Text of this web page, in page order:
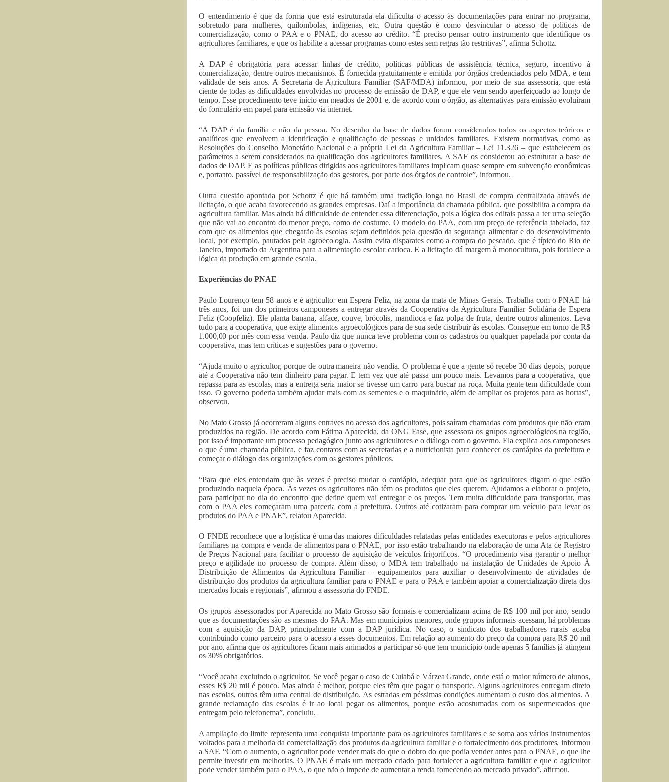
O entendimento é que da forma que está estruturada ela dificulta o acesso às documentações para entrar no programa,
sobretudo para mulheres, quilombolas, indígenas, etc. Outra questão é como desvincular o acesso de políticas de
comercialização, como o PAA e o PNAE, do acesso ao crédito. “É preciso pensar outro instrumento que identifique os
agricultores familiares, e que os habilite a acessar programas como estes sem regras tão restritivas”, afirma Schottz.
A DAP é obrigatória para acessar linhas de crédito, políticas públicas de assistência técnica, seguro, incentivo à
comercialização, dentre outros mecanismos. É fornecida gratuitamente e emitida por órgãos credenciados pelo MDA, e tem
validade de seis anos. A Secretaria de Agricultura Familiar (SAF/MDA) informou, por meio de sua assessoria, que está
ciente de todas as dificuldades envolvidas no processo de emissão de DAP, e que ele vem sendo aperfeiçoado ao longo de
tempo. Esse procedimento teve início em meados de 2001 e, de acordo com o órgão, as alternativas para emissão evoluíram
do formulário em papel para emissão via internet.
“A DAP é da família e não da pessoa. No desenho da base de dados foram considerados todos os aspectos teóricos e
analíticos que envolvem a identificação e qualificação de pessoas e unidades familiares. Existem normativas, como as
Resoluções do Conselho Monetário Nacional e a própria Lei da Agricultura Familiar – Lei 11.326 – que estabelecem os
parâmetros a serem considerados na qualificação dos agricultores familiares. A SAF os considerou ao estruturar a base de
dados de DAP. E as políticas públicas dirigidas aos agricultores familiares implicam quase sempre em subvenção econômicas
e, portanto, passível de responsabilização dos gestores, por parte dos órgãos de controle”, informou.
Outra questão apontada por Schottz é que há também uma tradição longa no Brasil de compra centralizada através de
licitação, o que acaba favorecendo as grandes empresas. Daí a importância da chamada pública, que possibilita a compra da
agricultura familiar. Mas ainda há dificuldade de entender essa diferenciação, pois a lógica dos editais passa a ter uma seleção
que não vai ao encontro do menor preço, como de costume. O modelo do PAA, com um preço de referência tabelado, faz
com que os alimentos que chegarão às escolas sejam definidos pela questão da segurança alimentar e do desenvolvimento
local, por exemplo, pautados pela agroecologia. Assim evita disparates como a compra do pescado, que é típico do Rio de
Janeiro, importado da Argentina para a alimentação escolar carioca. E a licitação dá margem à monocultura, pois fortalece a
lógica da produção em grande escala.
Experiências do PNAE
Paulo Lourenço tem 58 anos e é agricultor em Espera Feliz, na zona da mata de Minas Gerais. Trabalha com o PNAE há
três anos, foi um dos primeiros camponeses a entregar através da Cooperativa da Agricultura Familiar Solidária de Espera
Feliz (Coopfeliz). Ele planta banana, alface, couve, brócolis, mandioca e faz polpa de fruta, dentre outros alimentos. Leva
tudo para a cooperativa, que exige alimentos agroecológicos para de sua sede distribuir às escolas. Consegue em torno de R$
1.000,00 por mês com essa venda. Paulo diz que nunca teve problema com os cadastros ou qualquer papelada por conta da
cooperativa, mas tem críticas e sugestões para o governo.
“Ajuda muito o agricultor, porque de outra maneira não vendia. O problema é que a gente só recebe 30 dias depois, porque
até a Cooperativa não tem dinheiro para pagar. E tem vez que até passa um pouco mais. Levamos para a cooperativa, que
repassa para as escolas, mas a entrega seria maior se tivesse um carro para buscar na roça. Muita gente tem dificuldade com
isso. O governo poderia também ajudar mais com as sementes e o maquinário, além de ampliar os projetos para as hortas”,
observou.
No Mato Grosso já ocorreram alguns entraves no acesso dos agricultores, pois saíram chamadas com produtos que não eram
produzidos na região. De acordo com Fátima Aparecida, da ONG Fase, que assessora os grupos agroecológicos na região,
por isso é importante um processo pedagógico junto aos agricultores e o diálogo com o governo. Ela explica aos camponeses
o que é uma chamada pública, e faz contatos com as secretarias e a nutricionista para conhecer os cardápios da prefeitura e
começar o diálogo das organizações com os gestores públicos.
“Para que eles entendam que às vezes é preciso mudar o cardápio, adequar para que os agricultores digam o que estão
produzindo naquela época. Às vezes os agricultores não têm os produtos que eles querem. Ajudamos a elaborar o projeto,
para participar no dia do encontro que define quem vai entregar e os preços. Tem muita dificuldade para transportar, mas
com o PAA eles começaram uma parceria com a prefeitura. Outros até cotizaram para comprar um veículo para levar os
produtos do PAA e PNAE”, relatou Aparecida.
O FNDE reconhece que a logística é uma das maiores dificuldades relatadas pelas entidades executoras e pelos agricultores
familiares na compra e venda de alimentos para o PNAE, por isso estão trabalhando na elaboração de uma Ata de Registro
de Preços Nacional para facilitar o processo de aquisição de veículos frigoríficos. “O procedimento visa garantir o melhor
preço e agilidade no processo de compra. Além disso, o MDA tem trabalhado na instalação de Unidades de Apoio À
Distribuição de Alimentos da Agricultura Familiar – equipamentos para auxiliar o desenvolvimento de atividades de
distribuição dos produtos da agricultura familiar para o PNAE e para o PAA e também apoiar a comercialização direta dos
mercados locais e regionais”, afirmou a assessoria do FNDE.
Os grupos assessorados por Aparecida no Mato Grosso são formais e comercializam acima de R$ 100 mil por ano, sendo
que as documentações são as mesmas do PAA. Mas em municípios menores, onde grupos informais acessam, há problemas
com a aquisição da DAP, principalmente com a DAP jurídica. No caso, o sindicato dos trabalhadores rurais acaba
contribuindo como parceiro para o acesso a esses documentos. Em relação ao aumento do preço da compra para R$ 20 mil
por ano, afirma que os agricultores ficam mais animados a participar só que tem município onde apenas 5 famílias já atingem
os 30% obrigatórios.
“Você acaba excluindo o agricultor. Se você pegar o caso de Cuiabá e Várzea Grande, onde está o maior número de alunos,
esses R$ 20 mil é pouco. Mas ainda é melhor, porque eles têm que pagar o transporte. Alguns agricultores entregam direto
nas escolas, outros têm uma central de distribuição. As estradas em péssimas condições aumentam o custo dos alimentos. A
grande reclamação das escolas é ir ao local pegar os alimentos, porque estão acostumadas com os supermercados que
entregam pelo telefonema”, concluiu.
A ampliação do limite representa uma conquista importante para os agricultores familiares e se soma aos vários instrumentos
voltados para a melhoria da comercialização dos produtos da agricultura familiar e o fortalecimento dos produtores, informou
a SAF. “Com o aumento, o agricultor pode vender mais do que o dobro do que podia vender antes para o PNAE, o que lhe
permite investir em melhorias. O PNAE é mais um mercado criado para fortalecer a agricultura familiar e que o agricultor
pode vender também para o PAA, o que não o impede de aumentar a renda fornecendo ao mercado privado”, afirmou.